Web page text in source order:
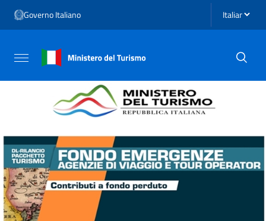
Vai al menu di navigazione
Vai al footer
Governo Italiano Seleziona
Attiva / disattiva la navigazione